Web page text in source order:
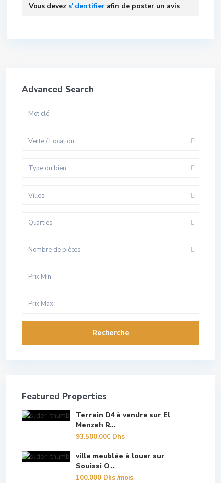
Vous devez s'identifier afin de poster un avis
Advanced Search
Vente / Location
Type du bien
Villes
Quarties
Nombre de pièces
Recherche
Featured Properties
Terrain D4 à vendre sur El
Menzeh R...
93.500.000 Dhs
villa meublée à louer sur
Souissi O...
100.000 Dhs/mois